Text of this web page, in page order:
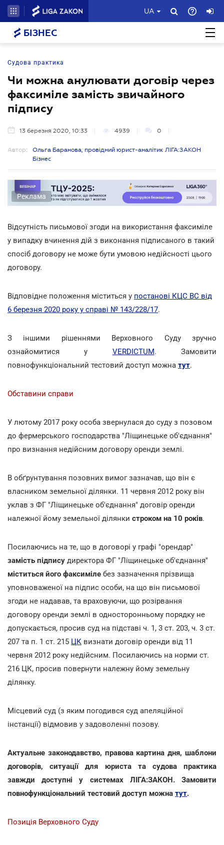
UA
БІЗНЕС
Судова практика
Чи можна анулювати договір через
факсиміле замість звичайного
підпису
13 березня 2020, 10:33 4939 0
Автор:
Ольга Баранова, провідний юрист-аналітик ЛІГА:ЗАКОН
Бізнес
Реклама
Відсутність письмової згоди на використання факсиміле
у випадку вчинення дій з виконання підписаного в такий
спосіб договору не може бути умовою недійсності цього
договору.
Відповідне положення міститься у постанові КЦС ВС від
6 березня 2020 року у справі № 143/228/17.
З іншими рішеннями Верховного Суду зручно
ознайомитися у VERDICTUM. Замовити
повнофункціональний тестовий доступ можна тут.
Обставини справи
У лютому 2017 року особа звернулася до суду з позовом
до фермерського господарства "Ліщинецьке об'єднання"
про визнання недійсним договору оренди землі.
В обґрунтування позовних вимог зазначав, що він є
власником земельної ділянки. 11 червня 2012 року він
уклав з ФГ "Ліщинецьке об'єднання" договір оренди
належної йому земельної ділянки строком на 10 років.
Посилаючись на те, що в договорі у графі "орендар"
замість підпису директора ФГ "Ліщинецьке об'єднання"
міститься його факсиміле без зазначення прізвища
уповноваженої на підпис особи, на що він письмової
згоди не надавав, та враховуючи, що розірвання
договору оренди землі в односторонньому порядку не
допускається, просив суд на підставі ч. 1, 3 ст. 203, ч. 3 ст.
207 та п. 1 ст. 215 ЦК визнати договір оренди від 11
червня 2012 року недійсним. Посилаючись на норми ст.
216 ЦК, просив повернути належну йому земельну
ділянку.
Місцевий суд (з яким погодився суд апеляційної
інстанції) відмовив у задоволенні позову.
Актуальне законодавство, правова картина дня, шаблони
договорів, ситуації для юриста та судова практика
завжди доступні у системах ЛІГА:ЗАКОН. Замовити
повнофункціональний тестовий доступ можна тут.
Позиція Верховного Суду